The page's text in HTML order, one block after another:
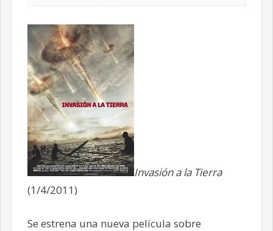
Invasión a la Tierra
(1/4/2011)
Se estrena una nueva película sobre